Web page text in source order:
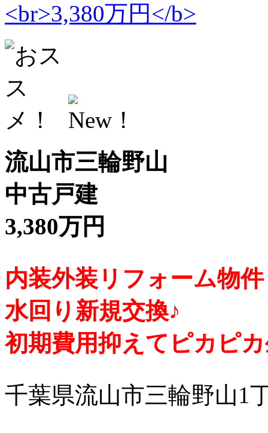
流山市三輪野山
中古戸建
3,380万円
内装外装リフォーム物件
水回り新規交換♪
初期費用抑えてピカピ
千葉県流山市三輪野山1